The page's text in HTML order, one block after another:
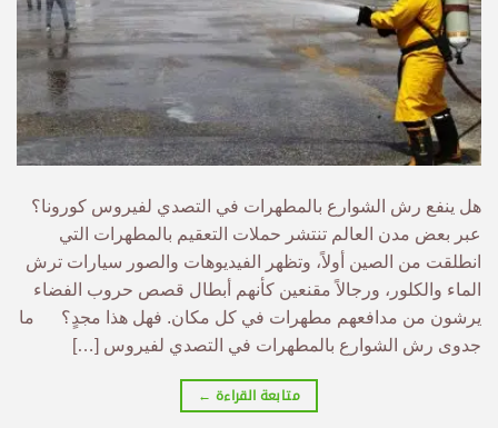
هل ينفع رش الشوارع بالمطهرات في التصدي لفيروس كورونا؟
عبر بعض مدن العالم تنتشر حملات التعقيم بالمطهرات التي
انطلقت من الصين أولاً، وتظهر الفيديوهات والصور سيارات ترش
الماء والكلور، ورجالاً مقنعين كأنهم أبطال قصص حروب الفضاء
يرشون من مدافعهم مطهرات في كل مكان. فهل هذا مجدٍ؟ ما
جدوى رش الشوارع بالمطهرات في التصدي لفيروس […]
متابعة القراءة ←